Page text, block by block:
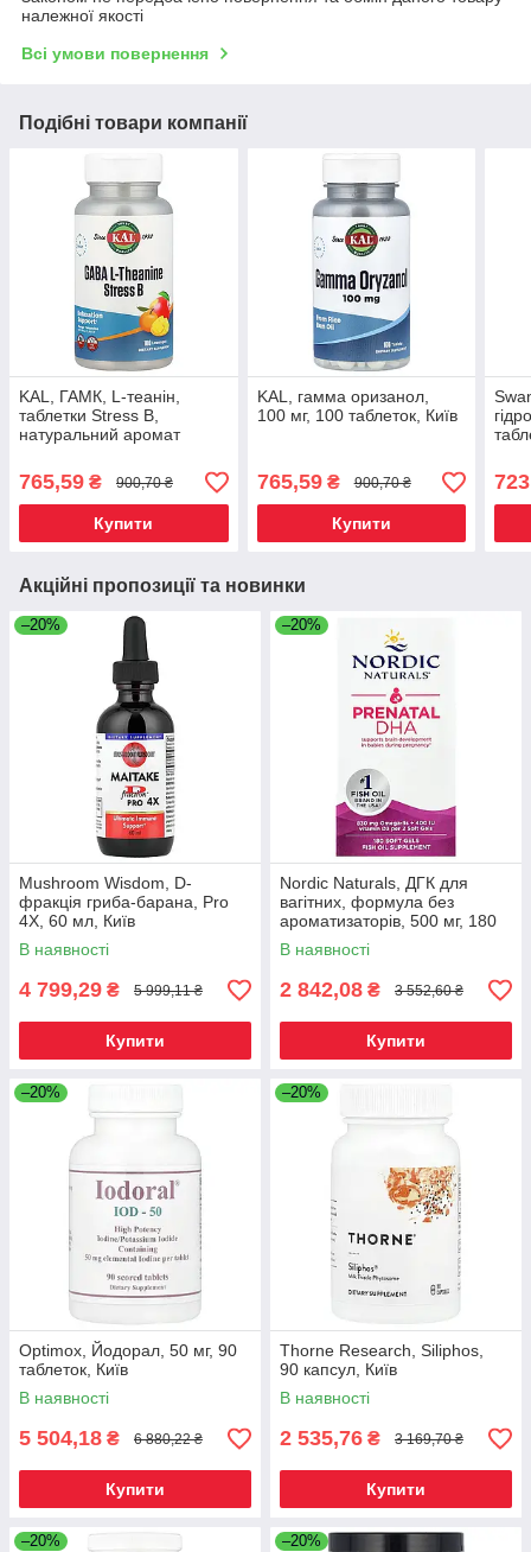
належної якості
Всі умови повернення
Подібні товари компанії
KAL, ГАМК, L-теанін,
таблетки Stress B,
натуральний аромат
таблеток, Київ
765,59 ₴ 900,70 ₴
Купити
KAL, гамма оризанол,
100 мг, 100 таблеток, Київ
765,59₴ 900,70 ₴
Купити
Акційні пропозиції та новинки
–20%
Mushroom Wisdom, D-
фракція гриба-барана, Pro
4X, 60 мл, Київ
В наявності
4 799,29 ₴ 5 999,11 ₴
Купити
–20%
Nordic Naturals, ДГК для
вагітних, формула без
ароматизаторів, 500 мг, 180
желатинових капсул, Київ
В наявності
2 842,08 ₴ 3 552,60 ₴
Купити
–20%
Optimox, Йодорал, 50 мг, 90
таблеток, Київ
В наявності
5 504,18 ₴ 6 880,22 ₴
Купити
–20%
Thorne Research, Siliphos,
90 капсул, Київ
В наявності
2 535,76 ₴ 3 169,70 ₴
Купити
–20% –20%